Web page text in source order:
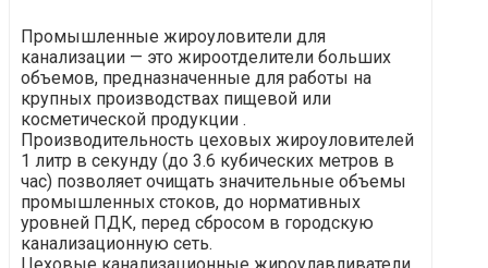
Промышленные жироуловители для
канализации — это жироотделители больших
объемов, предназначенные для работы на
крупных производствах пищевой или
косметической продукции .
Производительность цеховых жироуловителей
1 литр в секунду (до 3.6 кубических метров в
час) позволяет очищать значительные объемы
промышленных стоков, до нормативных
уровней ПДК, перед сбросом в городскую
канализационную сеть.
Цеховые канализационные жироулавливатели